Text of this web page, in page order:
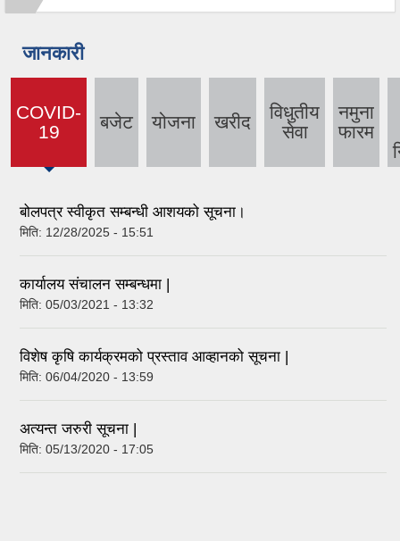
जानकारी
COVID-
19
(active
बजेट योजना खरीद
विधुतीय
सेवा
नमुना
फारम
बोलपत्र स्वीकृत सम्बन्धी आशयको सूचना।
मिति: 12/28/2025 - 15:51
कार्यालय संचालन सम्बन्धमा |
मिति: 05/03/2021 - 13:32
विशेष कृषि कार्यक्रमको प्रस्ताव आव्हानको सूचना |
मिति: 06/04/2020 - 13:59
अत्यन्त जरुरी सूचना |
मिति: 05/13/2020 - 17:05